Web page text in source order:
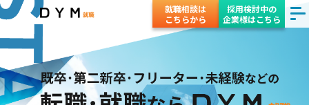
就職相談は
こちらから
採用検討中の
企業様はこちら